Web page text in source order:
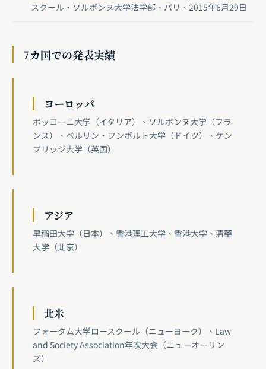
スクール・ソルボンヌ大学法学部、パリ、2015年6月29日
7カ国での発表実績
ヨーロッパ
ボッコーニ大学（イタリア）、ソルボンヌ大学（フラ
ンス）、ベルリン・フンボルト大学（ドイツ）、ケン
ブリッジ大学（英国）
アジア
早稲田大学（日本）、香港理工大学、香港大学、清華
大学（北京）
北米
フォーダム大学ロースクール（ニューヨーク）、Law
and Society Association年次大会（ニューオーリン
ズ）